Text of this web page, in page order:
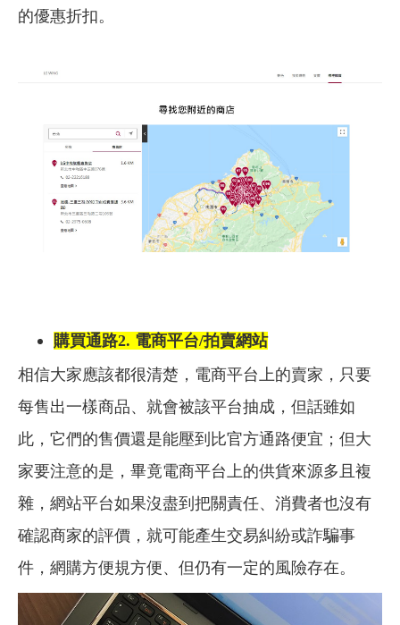
的優惠折扣。
購買通路2. 電商平台/拍賣網站
相信大家應該都很清楚，電商平台上的賣家，只要
每售出一樣商品、就會被該平台抽成，但話雖如
此，它們的售價還是能壓到比官方通路便宜；但大
家要注意的是，畢竟電商平台上的供貨來源多且複
雜，網站平台如果沒盡到把關責任、消費者也沒有
確認商家的評價，就可能產生交易糾紛或詐騙事
件，網購方便規方便、但仍有一定的風險存在。